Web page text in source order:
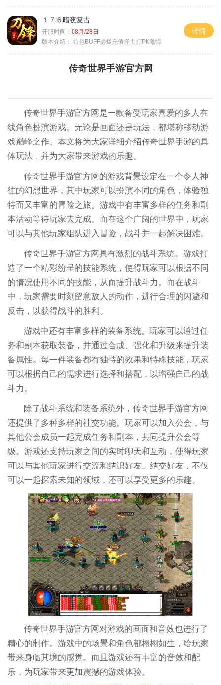
１７６暗夜复古
开服时间： 08月/28日
版本介绍： 特色BUFF必爆充值怪主打PK激情
详情
传奇世界手游官方网
传奇世界手游官方网是一款备受玩家喜爱的多人在
线角色扮演游戏。无论是画面还是玩法，都堪称移动游
戏巅峰之作。本文将为大家详细介绍传奇世界手游的具
体玩法，并为大家带来游戏的乐趣。
传奇世界手游官方网的游戏背景设定在一个令人神
往的幻想世界，其中玩家可以扮演不同的角色，体验独
特而又丰富的冒险之旅。游戏中有丰富多样的任务和副
本活动等待玩家去完成。而在这个广阔的世界中，玩家
可以与其他玩家组队进入冒险，战斗并一起解决困难。
传奇世界手游官方网具有激烈的战斗系统。游戏打
造了一个精彩纷呈的技能系统，使得玩家可以根据不同
的情况使用不同的技能，从而提升战斗力。而在战斗
中，玩家需要时刻留意敌人的动作，进行合理的闪避和
反击，以获得战斗的胜利。
游戏中还有丰富多样的装备系统。玩家可以通过任
务和副本获取装备，并通过合成、强化和升级来提升装
备属性。每一件装备都有独特的效果和特殊技能，玩家
可以根据自己的需求进行选择和搭配，以增强自己的战
斗力。
除了战斗系统和装备系统外，传奇世界手游官方网
还提供了多种多样的社交功能。玩家可以加入公会，与
其他公会成员一起完成任务和副本，共同提升公会等
级。游戏还支持玩家之间的实时聊天和互动，使得玩家
可以与其他玩家进行交流和结识好友。结交好友，不仅
可以一起探索未知的领域，还可以享受更多的乐趣。
传奇世界手游官方网对游戏的画面和音效也进行了
精心的制作。游戏中的场景和角色都栩栩如生，给玩家
带来身临其境的感觉。而且游戏还有丰富的音效和配
乐，为玩家带来更加震撼的游戏体验。